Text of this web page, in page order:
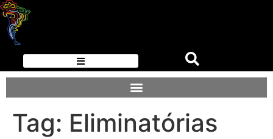
Tag: Eliminatórias